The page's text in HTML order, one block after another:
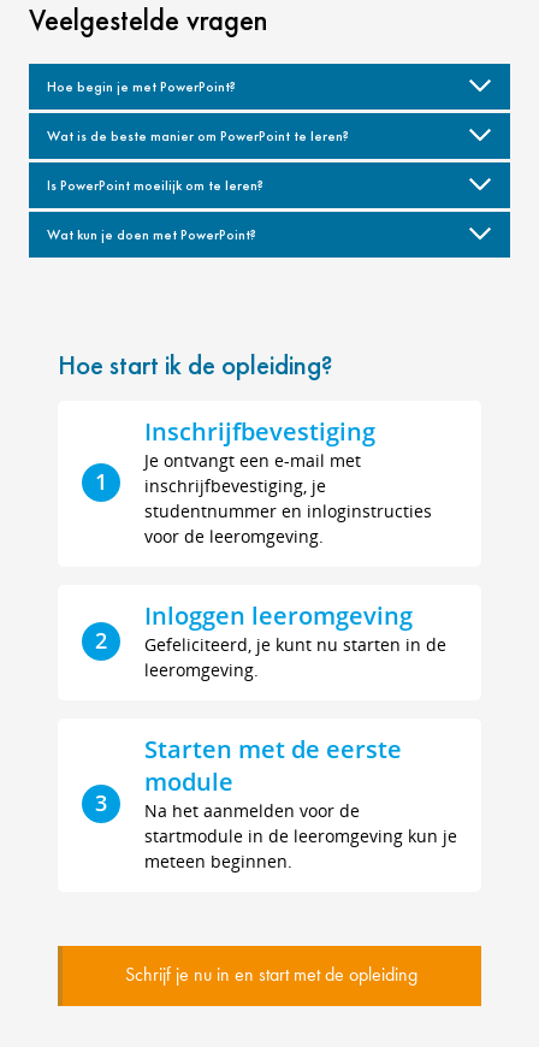
Veelgestelde vragen
Hoe begin je met PowerPoint?
Wat is de beste manier om PowerPoint te leren?
Is PowerPoint moeilijk om te leren?
Wat kun je doen met PowerPoint?
Hoe start ik de opleiding?
1
Inschrijfbevestiging
Je ontvangt een e-mail met
inschrijfbevestiging, je
studentnummer en inloginstructies
voor de leeromgeving.
2
Inloggen leeromgeving
Gefeliciteerd, je kunt nu starten in de
leeromgeving.
3
Starten met de eerste
module
Na het aanmelden voor de
startmodule in de leeromgeving kun je
meteen beginnen.
Schrijf je nu in en start met de opleiding